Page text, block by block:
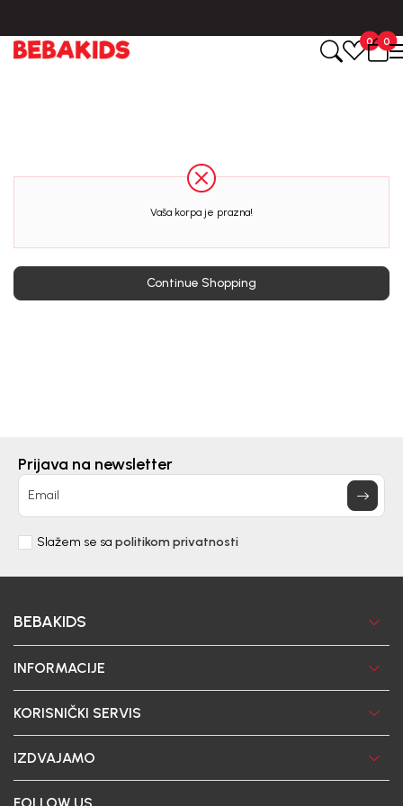
0 0
Vaša korpa je prazna!
Continue Shopping
Prijava na newsletter
Email
Slažem se sa politikom privatnosti
BEBAKIDS
INFORMACIJE
KORISNIČKI SERVIS
IZDVAJAMO